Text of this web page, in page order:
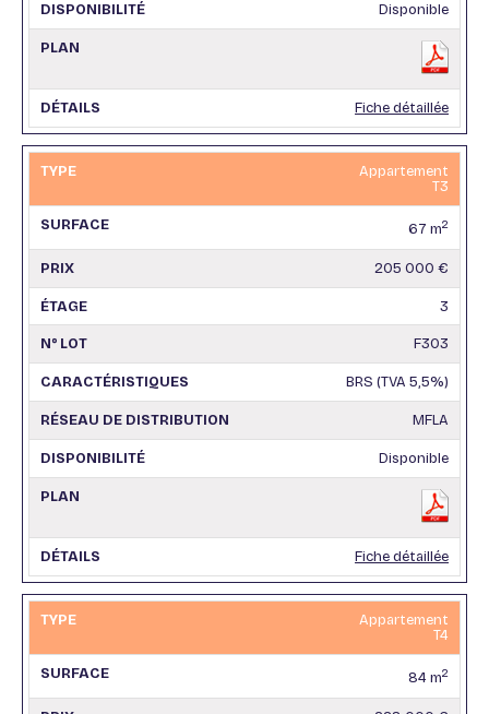
Disponible
Fiche détaillée
Appartement
T3
67 m2
205 000 €
3
F303
BRS (TVA 5,5%)
MFLA
Disponible
Fiche détaillée
Appartement
T4
84 m2